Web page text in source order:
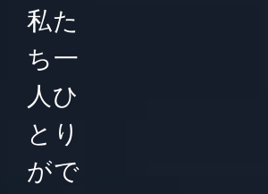
私た
ち一
人ひ
とり
がで